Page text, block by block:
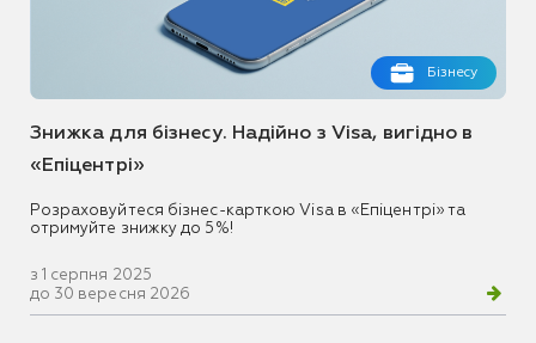
Бізнесу
Знижка для бізнесу. Надійно з Visa, вигідно в
«Епіцентрі»
Розраховуйтеся бізнес-карткою Visa в «Епіцентрі» та
отримуйте знижку до 5%!
з 1 серпня 2025
до 30 вересня 2026